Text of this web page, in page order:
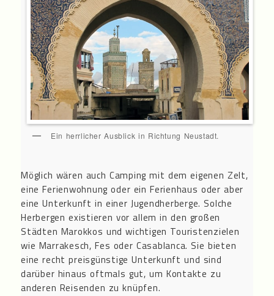
Ein herrlicher Ausblick in Richtung Neustadt.
Möglich wären auch Camping mit dem eigenen Zelt,
eine Ferienwohnung oder ein Ferienhaus oder aber
eine Unterkunft in einer Jugendherberge. Solche
Herbergen existieren vor allem in den großen
Städten Marokkos und wichtigen Touristenzielen
wie Marrakesch, Fes oder Casablanca. Sie bieten
eine recht preisgünstige Unterkunft und sind
darüber hinaus oftmals gut, um Kontakte zu
anderen Reisenden zu knüpfen.